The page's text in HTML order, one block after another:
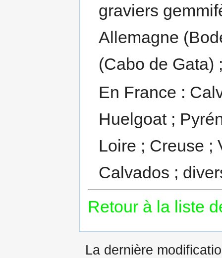
graviers
Allemagne
(Cabo de Gata)
En France :
Huelgoat ;
Loire ; Creuse ;
Calvados ;
Retour à la liste
La dernière